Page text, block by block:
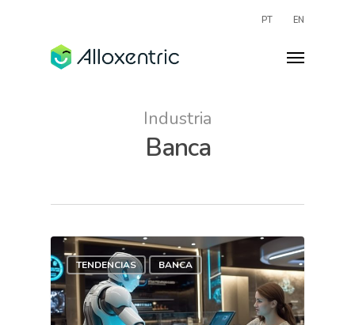
PT EN
Industria
Banca
TENDENCIAS BANCA